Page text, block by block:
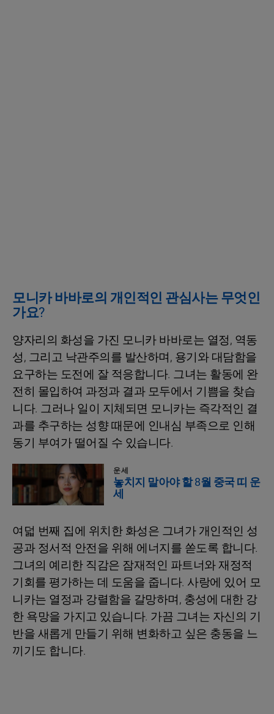
모니카 바바로의 개인적인 관심사는 무엇인
가요?
양자리의 화성을 가진 모니카 바바로는 열정, 역동
성, 그리고 낙관주의를 발산하며, 용기와 대담함을
요구하는 도전에 잘 적응합니다. 그녀는 활동에 완
전히 몰입하여 과정과 결과 모두에서 기쁨을 찾습
니다. 그러나 일이 지체되면 모니카는 즉각적인 결
과를 추구하는 성향 때문에 인내심 부족으로 인해
동기 부여가 떨어질 수 있습니다.
운세
놓치지 말아야 할 8월 중국 띠 운
세
여덟 번째 집에 위치한 화성은 그녀가 개인적인 성
공과 정서적 안전을 위해 에너지를 쏟도록 합니다.
그녀의 예리한 직감은 잠재적인 파트너와 재정적
기회를 평가하는 데 도움을 줍니다. 사랑에 있어 모
니카는 열정과 강렬함을 갈망하며, 충성에 대한 강
한 욕망을 가지고 있습니다. 가끔 그녀는 자신의 기
반을 새롭게 만들기 위해 변화하고 싶은 충동을 느
끼기도 합니다.